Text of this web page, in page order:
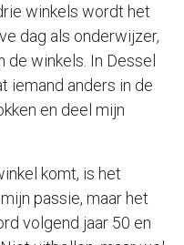
winkels wordt het
dag als onderwijzer,
de winkels. In Dessel
iemand anders in de
en deel mijn
komt, is het
passie, maar het
volgend jaar 50 en